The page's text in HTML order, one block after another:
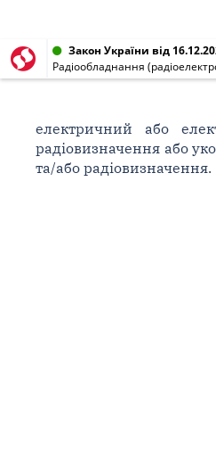
Закон України від
Радіообладнання